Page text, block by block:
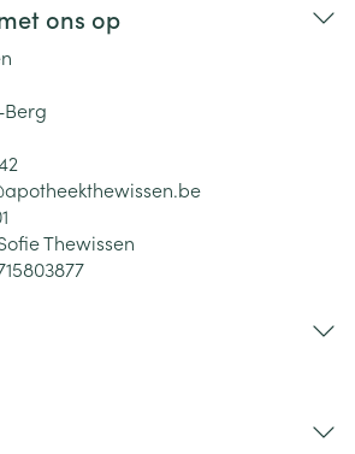
ons op
apotheekthewissen.be
Thewissen